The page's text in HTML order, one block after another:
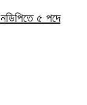
৫ পদে